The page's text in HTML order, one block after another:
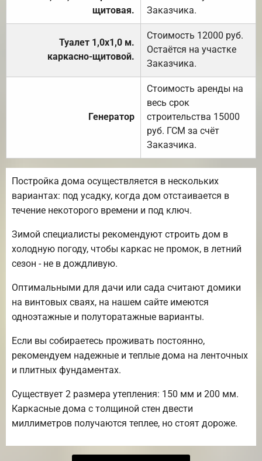
щитовая.
Заказчика.
Туалет 1,0х1,0 м.
каркасно-щитовой.
Стоимость 12000 руб.
Остаётся на участке
Заказчика.
Генератор
Стоимость аренды на
весь срок
строительства 15000
руб. ГСМ за счёт
Заказчика.
Постройка дома осуществляется в нескольких
вариантах: под усадку, когда дом отстаивается в
течение некоторого времени и под ключ.
Зимой специалисты рекомендуют строить дом в
холодную погоду, чтобы каркас не промок, в летний
сезон - не в дождливую.
Оптимальными для дачи или сада считают домики
на винтовых сваях, на нашем сайте имеются
одноэтажные и полуторатажные варианты.
Если вы собираетесь проживать постоянно,
рекомендуем надежные и теплые дома на ленточных
и плитных фундаментах.
Существует 2 размера утепления: 150 мм и 200 мм.
Каркасные дома с толщиной стен двести
миллиметров получаются теплее, но стоят дороже.